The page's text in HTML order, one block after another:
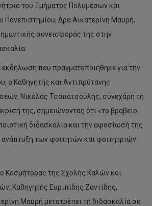
του Τμήματος Πολυμέσων και
Πανεπιστημίου, Δρα Αικατερίνη Μαυρή,
συνεισφοράς της στην
εκδήλωση που πραγματοποιήθηκε για την
ο Καθηγητής και Αντιπρύτανης
Νικόλας Τσαπατσούλης, συνεχάρη τη
της, σημειώνοντας ότι «το βραβείο
διδασκαλία και την αφοσίωσή της
ανάπτυξη των φοιτητών και φοιτητριών
Κοσμήτορας της Σχολής Καλών και
Καθηγητής Ευριπίδης Ζαντίδης,
Μαυρή μετατρέπει τη διδασκαλία σε